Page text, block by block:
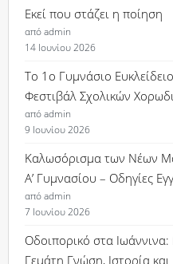
Εκεί που στάζει η ποίηση
από admin
14 Ιουνίου 2026
Το 1ο Γυμνάσιο
Φεστιβάλ Σχολικών
από admin
9 Ιουνίου 2026
Καλωσόρισμα των Νέων
Α’ Γυμνασίου – Οδηγίες
από admin
7 Ιουνίου 2026
Οδοιπορικό στα
Γεμάτη Γνώση, Ιστορία